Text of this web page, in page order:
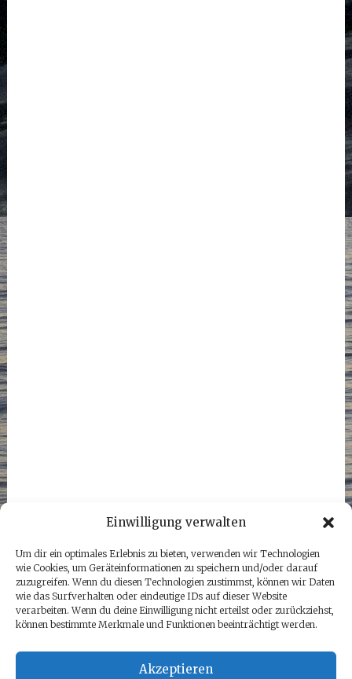
Einwilligung verwalten
Um dir ein optimales Erlebnis zu bieten, verwenden wir Technologien
wie Cookies, um Geräteinformationen zu speichern und/oder darauf
zuzugreifen. Wenn du diesen Technologien zustimmst, können wir Daten
wie das Surfverhalten oder eindeutige IDs auf dieser Website
verarbeiten. Wenn du deine Einwilligung nicht erteilst oder zurückziehst,
können bestimmte Merkmale und Funktionen beeinträchtigt werden.
Akzeptieren